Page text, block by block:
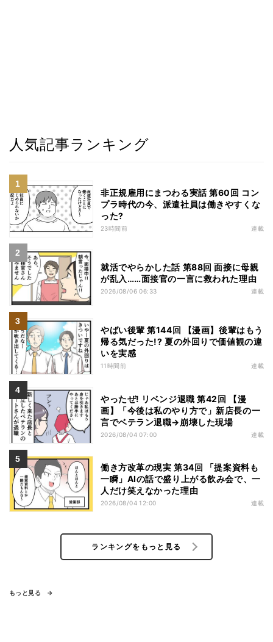
人気記事ランキング
非正規雇用にまつわる実話 第60回 コン
プラ時代の今、派遣社員は働きやすくな
った?
23時間前 連載
就活でやらかした話 第88回 面接に母親
が乱入……面接官の一言に救われた理由
2026/08/06 06:33 連載
やばい後輩 第144回 【漫画】後輩はもう
帰る気だった!? 夏の外回りで価値観の違
いを実感
11時間前 連載
やったぜ! リベンジ退職 第42回 【漫
画】「今後は私のやり方で」新店長の一
言でベテラン退職→崩壊した現場
2026/08/04 07:00 連載
働き方改革の現実 第34回 「提案資料も
一瞬」AIの話で盛り上がる飲み会で、一
人だけ笑えなかった理由
2026/08/04 12:00 連載
ランキングをもっと見る
もっと見る